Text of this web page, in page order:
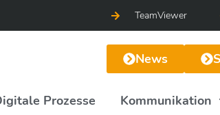
TeamViewer
News
Prozesse Kommunikation